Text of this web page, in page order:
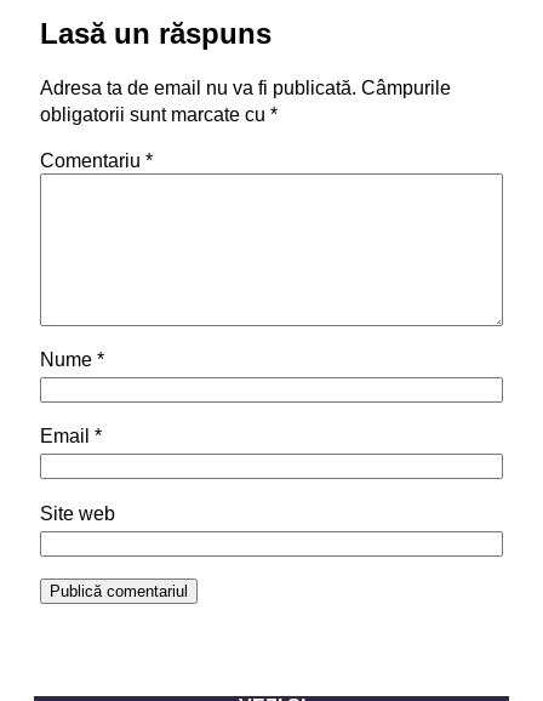
Lasă un răspuns
Adresa ta de email nu va fi publicată. Câmpurile
obligatorii sunt marcate cu *
Comentariu *
Nume *
Email *
Site web